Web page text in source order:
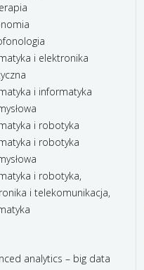
i elektronika
i informatyka
i robotyka
i robotyka
i robotyka,
i telekomunikacja,
analytics – big data